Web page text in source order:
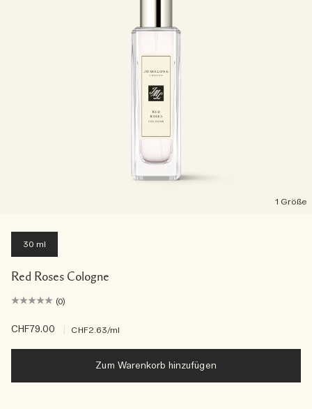
1 Größe
30 ml
Red Roses Cologne
(0)
CHF79.00 CHF2.63/ml
Zum Warenkorb hinzufügen